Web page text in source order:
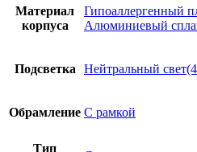
Материал
корпуса
Гипоаллергенный
Алюминиевый
Подсветка Нейтральный
Обрамление С рамкой
Тип